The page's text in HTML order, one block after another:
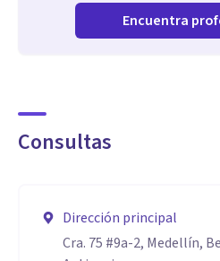
Encuentra
Consultas
Dirección principal
Cra. 75 #9a-2, Medellín,